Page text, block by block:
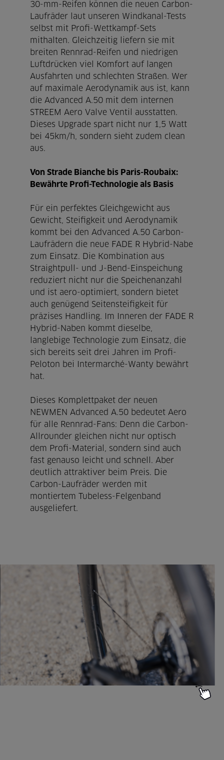
30-mm-Reifen können die neuen Carbon-
Laufräder laut unseren Windkanal-Tests
selbst mit Profi-Wettkampf-Sets
mithalten. Gleichzeitig liefern sie mit
breiten Rennrad-Reifen und niedrigen
Luftdrücken viel Komfort auf langen
Ausfahrten und schlechten Straßen. Wer
auf maximale Aerodynamik aus ist, kann
die Advanced A.50 mit dem internen
STREEM Aero Valve Ventil ausstatten.
Dieses Upgrade spart nicht nur 1,5 Watt
bei 45km/h, sondern sieht zudem clean
aus.
Von Strade Bianche bis Paris-Roubaix:
Bewährte Profi-Technologie als Basis
Für ein perfektes Gleichgewicht aus
Gewicht, Steifigkeit und Aerodynamik
kommt bei den Advanced A.50 Carbon-
Laufrädern die neue FADE R Hybrid-Nabe
zum Einsatz. Die Kombination aus
Straightpull- und J-Bend-Einspeichung
reduziert nicht nur die Speichenanzahl
und ist aero-optimiert, sondern bietet
auch genügend Seitensteifigkeit für
präzises Handling. Im Inneren der FADE R
Hybrid-Naben kommt dieselbe,
langlebige Technologie zum Einsatz, die
sich bereits seit drei Jahren im Profi-
Peloton bei Intermarché-Wanty bewährt
hat.
Dieses Komplettpaket der neuen
NEWMEN Advanced A.50 bedeutet Aero
für alle Rennrad-Fans: Denn die Carbon-
Allrounder gleichen nicht nur optisch
dem Profi-Material, sondern sind auch
fast genauso leicht und schnell. Aber
deutlich attraktiver beim Preis. Die
Carbon-Laufräder werden mit
montiertem Tubeless-Felgenband
ausgeliefert.